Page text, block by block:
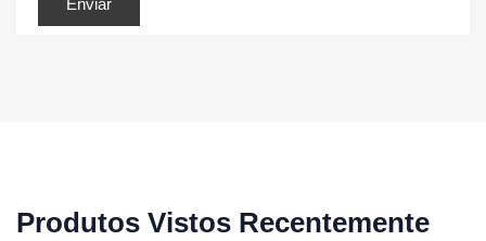
Produtos Vistos Recentemente